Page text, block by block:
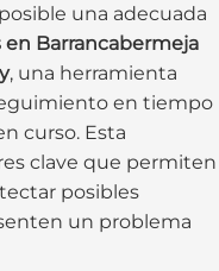
una adecuada
Barrancabermeja
, una herramienta
en tiempo
curso. Esta
clave que permiten
posibles
un problema